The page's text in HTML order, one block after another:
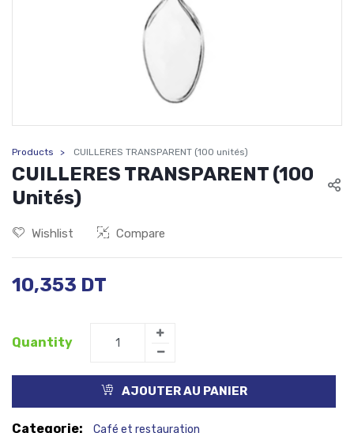
Products CUILLERES TRANSPARENT (100 unités)
CUILLERES TRANSPARENT (100
Unités)
Wishlist Compare
10,353 DT
Quantity
AJOUTER AU PANIER
Categorie: Café et restauration